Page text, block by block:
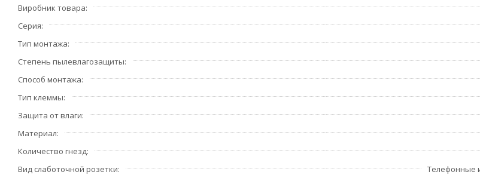
Виробник товара
Серия
Тип монтажа
Степень пылевлагозащиты
Способ монтажа
Тип клеммы
Защита от влаги
Материал
Количество гнезд
Вид слаботочной розетки
Телефонные